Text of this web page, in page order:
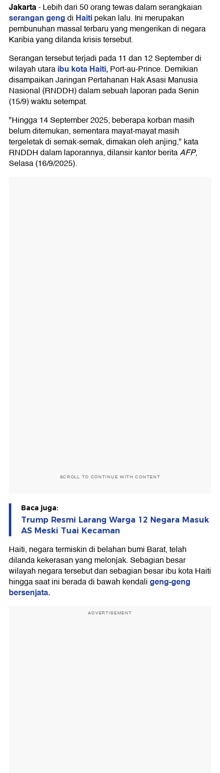
Jakarta-Lebih dari 50 orang tewas dalam serangkaian
serangan gengdi Haitipekan lalu. Ini merupakan
pembunuhan massal terbaru yang mengerikan di negara
Karibia yang dilanda krisis tersebut.
Serangan tersebut terjadi pada 11 dan 12 September di
wilayah utaraibu kota Haiti,Port-au-Prince. Demikian
disampaikan Jaringan Pertahanan Hak Asasi Manusia
Nasional (RNDDH) dalam sebuah laporan pada Senin
(15/9) waktu setempat.
"Hingga 14 September 2025, beberapa korban masih
belum ditemukan, sementara mayat-mayat masih
tergeletak di semak-semak, dimakan oleh anjing," kata
RNDDH dalam laporannya, dilansir kantor beritaAFP,
Selasa (16/9/2025).
SCROLL TO CONTINUE WITH CONTENT
Baca juga:
Trump Resmi Larang Warga 12 Negara Masuk
AS Meski Tuai Kecaman
Haiti, negara termiskin di belahan bumi Barat, telah
dilanda kekerasan yang melonjak. Sebagian besar
wilayah negara tersebut dan sebagian besar ibu kota Haiti
hingga saat ini berada di bawah kendaligeng-geng
bersenjata.
ADVERTISEMENT